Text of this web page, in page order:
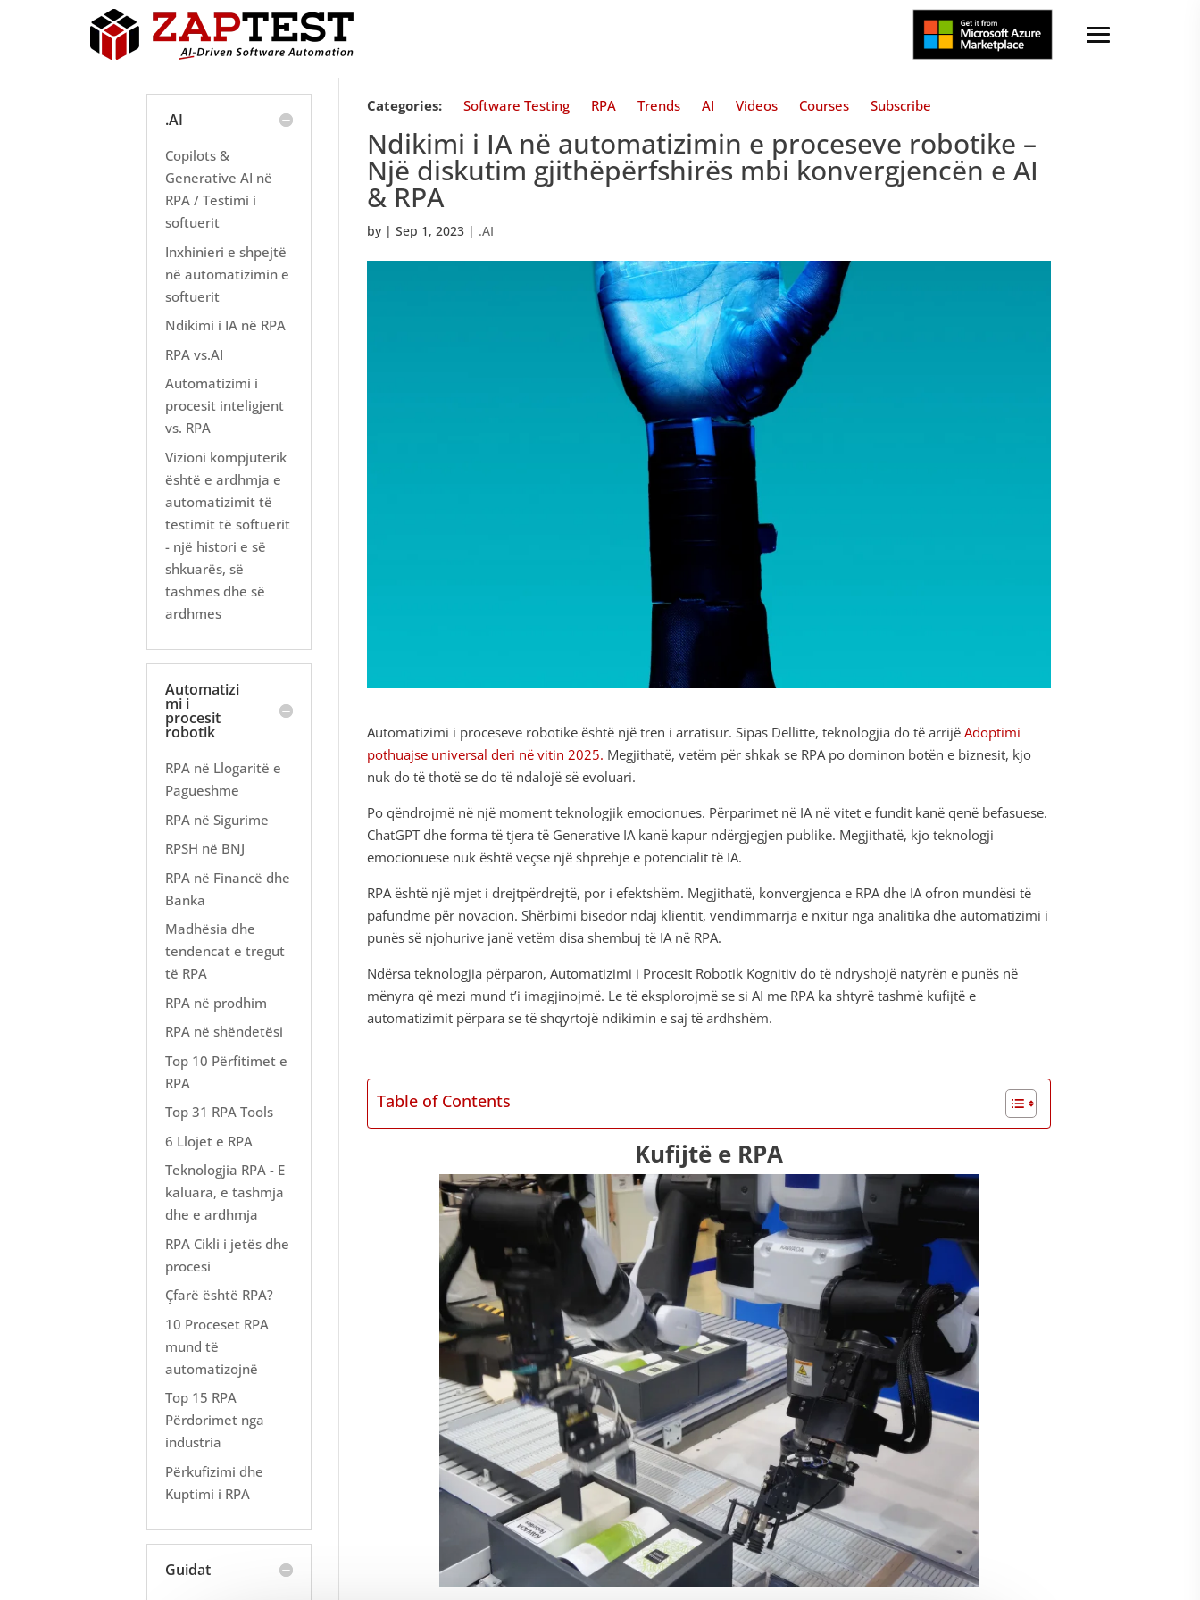
Categories: Software Testing RPA Trends AI Videos Courses Subscribe
Ndikimi i IA në automatizimin e proceseve robotike –
Një diskutim gjithëpërfshirës mbi konvergjencën e AI
& RPA
by |Sep 1, 2023 | .AI
Automatizimi i proceseve robotike është një tren i arratisur. Sipas Dellitte, teknologjia do të arrijëAdoptimi
pothuajse universal deri në vitin 2025. Megjithatë, vetëm për shkak se RPA po dominon botën e biznesit, kjo
nuk do të thotë se do të ndalojë së evoluari.
Po qëndrojmë në një moment teknologjik emocionues. Përparimet në IA në vitet e fundit kanë qenë befasuese.
ChatGPT dhe forma të tjera të Generative IA kanë kapur ndërgjegjen publike. Megjithatë, kjo teknologji
emocionuese nuk është veçse një shprehje e potencialit të IA.
RPA është një mjet i drejtpërdrejtë, por i efektshëm. Megjithatë, konvergjenca e RPA dhe IA ofron mundësi të
pafundme për novacion. Shërbimi bisedor ndaj klientit, vendimmarrja e nxitur nga analitika dhe automatizimi i
punës së njohurive janë vetëm disa shembuj të IA në RPA.
Ndërsa teknologjia përparon, Automatizimi i Procesit Robotik Kognitiv do të ndryshojë natyrën e punës në
mënyra që mezi mund t’i imagjinojmë. Le të eksplorojmë se si AI me RPA ka shtyrë tashmë kufijtë e
automatizimit përpara se të shqyrtojë ndikimin e saj të ardhshëm.
Table of Contents
Kufijtë e RPA
.AI
Copilots &
Generative AI në
RPA / Testimi i
softuerit
Inxhinieri e shpejtë
në automatizimin e
softuerit
Ndikimi i IA në RPA
RPA vs.AI
Automatizimi i
procesit inteligjent
vs. RPA
Vizioni kompjuterik
është e ardhmja e
automatizimit të
testimit të softuerit
- një histori e së
shkuarës, së
tashmes dhe së
ardhmes
Automatizi
mi i
procesit
robotik
RPA në Llogaritë e
Pagueshme
RPA në Sigurime
RPSH në BNJ
RPA në Financë dhe
Banka
Madhësia dhe
tendencat e tregut
të RPA
RPA në prodhim
RPA në shëndetësi
Top 10 Përfitimet e
RPA
Top 31 RPA Tools
6 Llojet e RPA
Teknologjia RPA - E
kaluara, e tashmja
dhe e ardhmja
RPA Cikli i jetës dhe
procesi
Çfarë është RPA?
10 Proceset RPA
mund të
automatizojnë
Top 15 RPA
Përdorimet nga
industria
Përkufizimi dhe
Kuptimi i RPA
Guidat